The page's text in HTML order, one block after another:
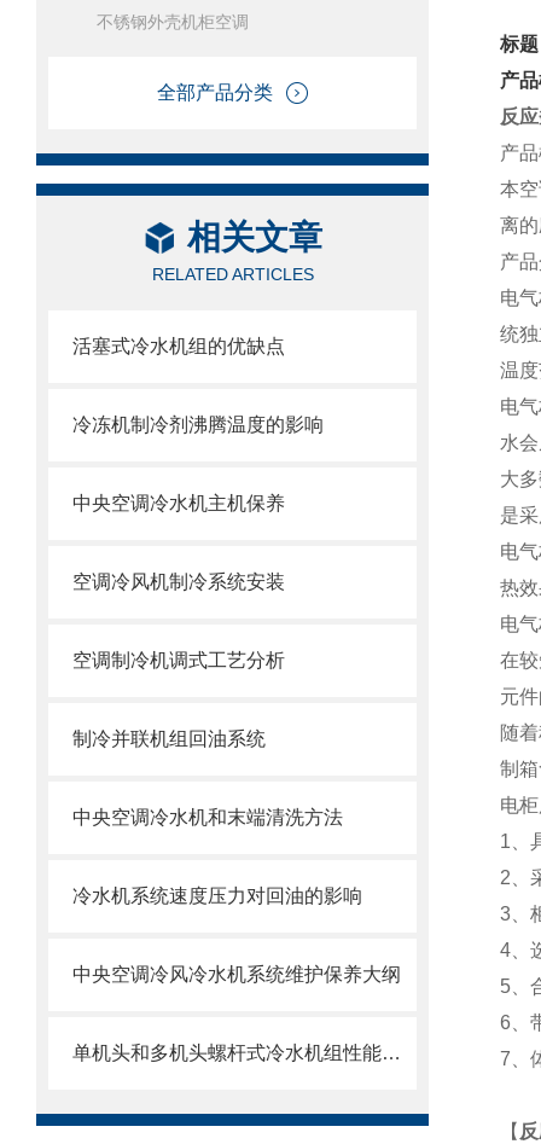
不锈钢外壳机柜空调
全部产品分类
相关文章
RELATED ARTICLES
活塞式冷水机组的优缺点
冷冻机制冷剂沸腾温度的影响
中央空调冷水机主机保养
空调冷风机制冷系统安装
空调制冷机调式工艺分析
制冷并联机组回油系统
中央空调冷水机和末端清洗方法
冷水机系统速度压力对回油的影响
中央空调冷风冷水机系统维护保养大纲
单机头和多机头螺杆式冷水机组性能对比
标
产
反
产
本
离
产
电
统
温
电
水
大
是
电
热
电
在
元
随
制
电
1、
2、
3、
4、
5、
6、
7、
【